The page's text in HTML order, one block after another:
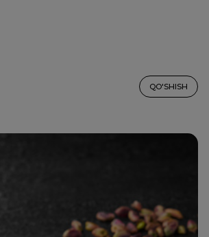
QO'SHISH